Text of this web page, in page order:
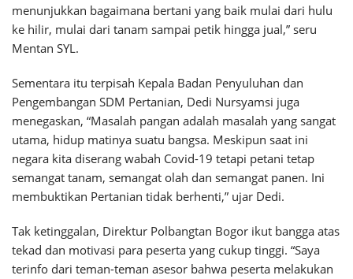
menunjukkan bagaimana bertani yang baik mulai dari hulu
ke hilir, mulai dari tanam sampai petik hingga jual,” seru
Mentan SYL.
Sementara itu terpisah Kepala Badan Penyuluhan dan
Pengembangan SDM Pertanian, Dedi Nursyamsi juga
menegaskan, “Masalah pangan adalah masalah yang sangat
utama, hidup matinya suatu bangsa. Meskipun saat ini
negara kita diserang wabah Covid-19 tetapi petani tetap
semangat tanam, semangat olah dan semangat panen. Ini
membuktikan Pertanian tidak berhenti,” ujar Dedi.
Tak ketinggalan, Direktur Polbangtan Bogor ikut bangga atas
tekad dan motivasi para peserta yang cukup tinggi. “Saya
terinfo dari teman-teman asesor bahwa peserta melakukan